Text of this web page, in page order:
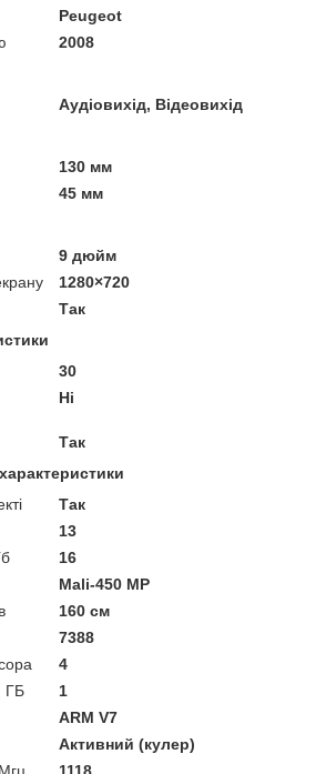
Peugeot
2008
Аудіовихід, Відеовихід
130 мм
45 мм
9 дюйм
1280×720
Так
30
Ні
Так
Так
13
16
Mali-450 MP
160 см
7388
4
ГБ
1
ARM V7
Активний (кулер)